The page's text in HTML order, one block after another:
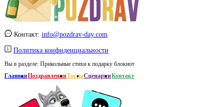
Контакт: info@pozdrav-day.com
Политика конфиденциальности
Вы в разделе: Прикольные стихи к подарку блокнот
ГлавнаяПоздравленияТостыСценарииКонтакт